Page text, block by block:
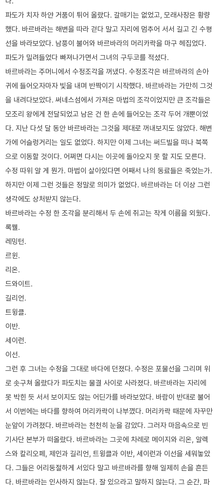
파도가 치자 하얀 거품이 튀어 올랐다. 갈매기는 없었고, 모래사장은 황량
했다. 바르바라는 해변을 따라 걷다 말고 자리에 멈추어 서서 길고 긴 수평
선을 바라보았다. 남풍이 불어와 바르바라의 머리카락을 마구 헤집었다.
파도가 밀려들었다 빠져나가면서 그녀의 구두코를 적셨다.
바르바라는 주머니에서 수정조각을 꺼냈다. 수정조각은 바르바라의 손아
귀에 들어오자마자 빛을 내며 반짝이기 시작했다. 바르바라는 가만히 그것
을 내려다보았다. 써네스섬에서 가져온 마법의 조각이었지만 큰 조각들은
모조리 왕에게 전달되었고 남은 건 한 손에 들어오는 조각 두어 개뿐이었
다. 지난 다섯 달 동안 바르바라는 그것을 제대로 꺼내보지도 않았다. 해변
가에 어슬렁거리는 일도 없었다. 하지만 이제 그녀는 써드빌을 떠나 북쪽
으로 이동할 것이다. 어쩌면 다시는 이곳에 돌아오지 못 할 지도 모른다.
수정 따위 알 게 뭔가. 마법이 살아있다면 어째서 나의 동료들은 죽었는가.
하지만 이제 그런 것들은 정말로 의미가 없었다. 바르바라는 더 이상 그런
생각에도 상처받지 않는다.
바르바라는 수정 한 조각을 분리해서 두 손에 쥐고는 작게 이름을 외웠다.
록웰.
레밍턴.
르윈.
리온.
드와이트.
길리언.
트윙클.
이반.
세이런.
이선.
그런 후 그녀는 수정을 그대로 바다에 던졌다. 수정은 포물선을 그리며 위
로 솟구쳐 올랐다가 파도치는 물결 사이로 사라졌다. 바르바라는 자리에
못 박힌 듯 서서 보이지도 않는 어딘가를 바라보았다. 바람이 반대로 불어
서 이번에는 바다를 향하여 머리카락이 나부꼈다. 머리카락 때문에 자꾸만
눈앞이 가려졌다. 바르바라는 천천히 눈을 감았다. 그러자 마음속으로 빈
기사단 본부가 떠올랐다. 바르바라는 그곳에 차례로 메이지와 리온, 알렉
스와 칼리오페, 제인과 길리언, 트윙클과 이반, 세이런과 이선을 세워놓았
다. 그들은 어리둥절하게 서있다 말고 바르바라를 향해 일제히 손을 흔든
다. 바르바라는 인사하지 않는다. 잘 있으라고 말하지 않는다. 그 순간, 파